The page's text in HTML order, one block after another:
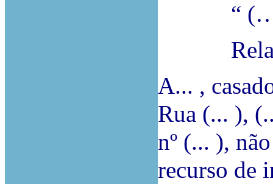
“
A... ,
Rua (... ),
nº (... ),
recurso de